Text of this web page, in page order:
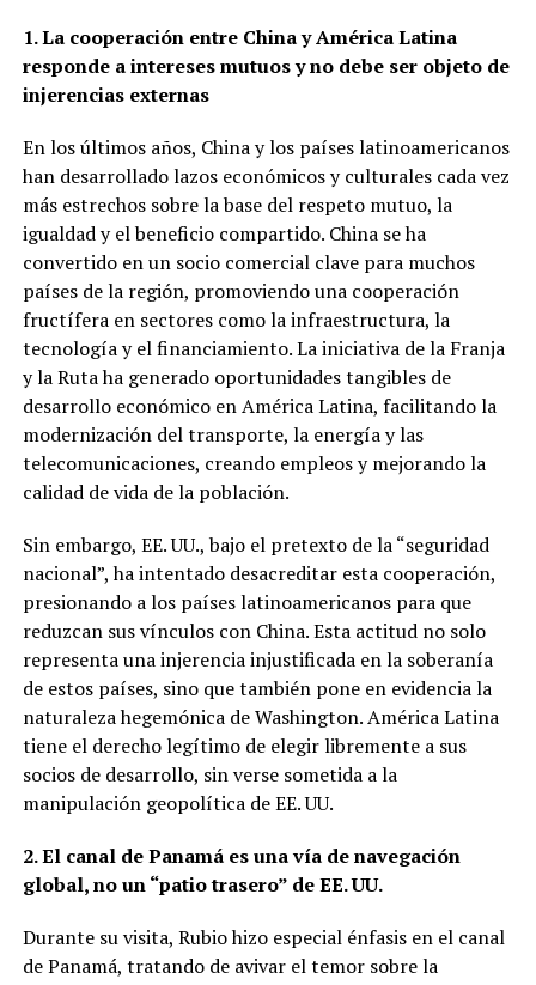
1. La cooperación entre China y América Latina
responde a intereses mutuos y no debe ser objeto de
injerencias externas
En los últimos años, China y los países latinoamericanos
han desarrollado lazos económicos y culturales cada vez
más estrechos sobre la base del respeto mutuo, la
igualdad y el beneficio compartido. China se ha
convertido en un socio comercial clave para muchos
países de la región, promoviendo una cooperación
fructífera en sectores como la infraestructura, la
tecnología y el financiamiento. La iniciativa de la Franja
y la Ruta ha generado oportunidades tangibles de
desarrollo económico en América Latina, facilitando la
modernización del transporte, la energía y las
telecomunicaciones, creando empleos y mejorando la
calidad de vida de la población.
Sin embargo, EE. UU., bajo el pretexto de la “seguridad
nacional”, ha intentado desacreditar esta cooperación,
presionando a los países latinoamericanos para que
reduzcan sus vínculos con China. Esta actitud no solo
representa una injerencia injustificada en la soberanía
de estos países, sino que también pone en evidencia la
naturaleza hegemónica de Washington. América Latina
tiene el derecho legítimo de elegir libremente a sus
socios de desarrollo, sin verse sometida a la
manipulación geopolítica de EE. UU.
2. El canal de Panamá es una vía de navegación
global, no un “patio trasero” de EE. UU.
Durante su visita, Rubio hizo especial énfasis en el canal
de Panamá, tratando de avivar el temor sobre la